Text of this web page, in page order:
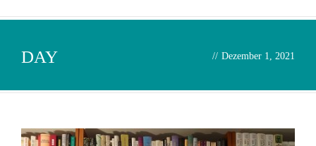
DAY // Dezember 1, 2021